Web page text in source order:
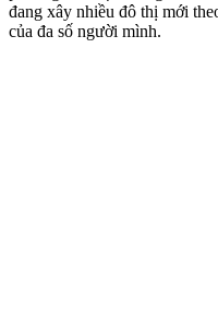
đang xây nhiều đô thị mới
của đa số người mình.